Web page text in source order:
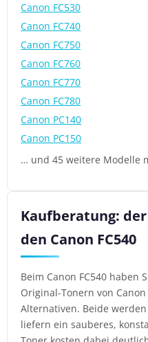
Canon FC530
Canon FC740
Canon FC750
Canon FC760
Canon FC770
Canon FC780
Canon PC140
Canon PC150
… und 45 weitere Modelle
Kaufberatung:
den Canon FC540
Beim Canon FC540 haben
Original-Tonern von
Alternativen. Beide
liefern ein sauberes,